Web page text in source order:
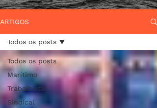
ARTIGOS
Todos os posts
Marítimo
Trabalhista
Sindical
Todos os posts